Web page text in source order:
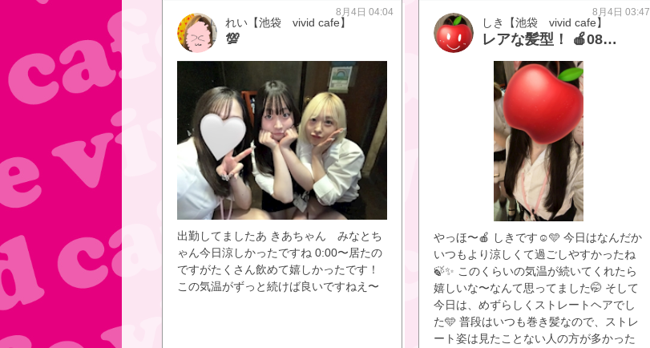
れい【池袋 vivid cafe】
💯
8月4日 04:04
出勤してましたあ きあちゃん みなとち
ゃん今日涼しかったですね 0:00〜居たの
ですがたくさん飲めて嬉しかったです！
この気温がずっと続けば良いですねえ〜
しき【池袋 vivid cafe】
レアな髪型！ 🍎0803🍎
8月4日 03:47
やっほ〜🍎 しきです☺️🩵 今日はなんだか
いつもより涼しくて過ごしやすかったね
🍃✨ このくらいの気温が続いてくれたら
嬉しいな〜なんて思ってました🤭 そして
今日は、めずらしくストレートヘアでし
た🩵 普段はいつも巻き髪なので、ストレ
ート姿は見たことない人の方が多かった